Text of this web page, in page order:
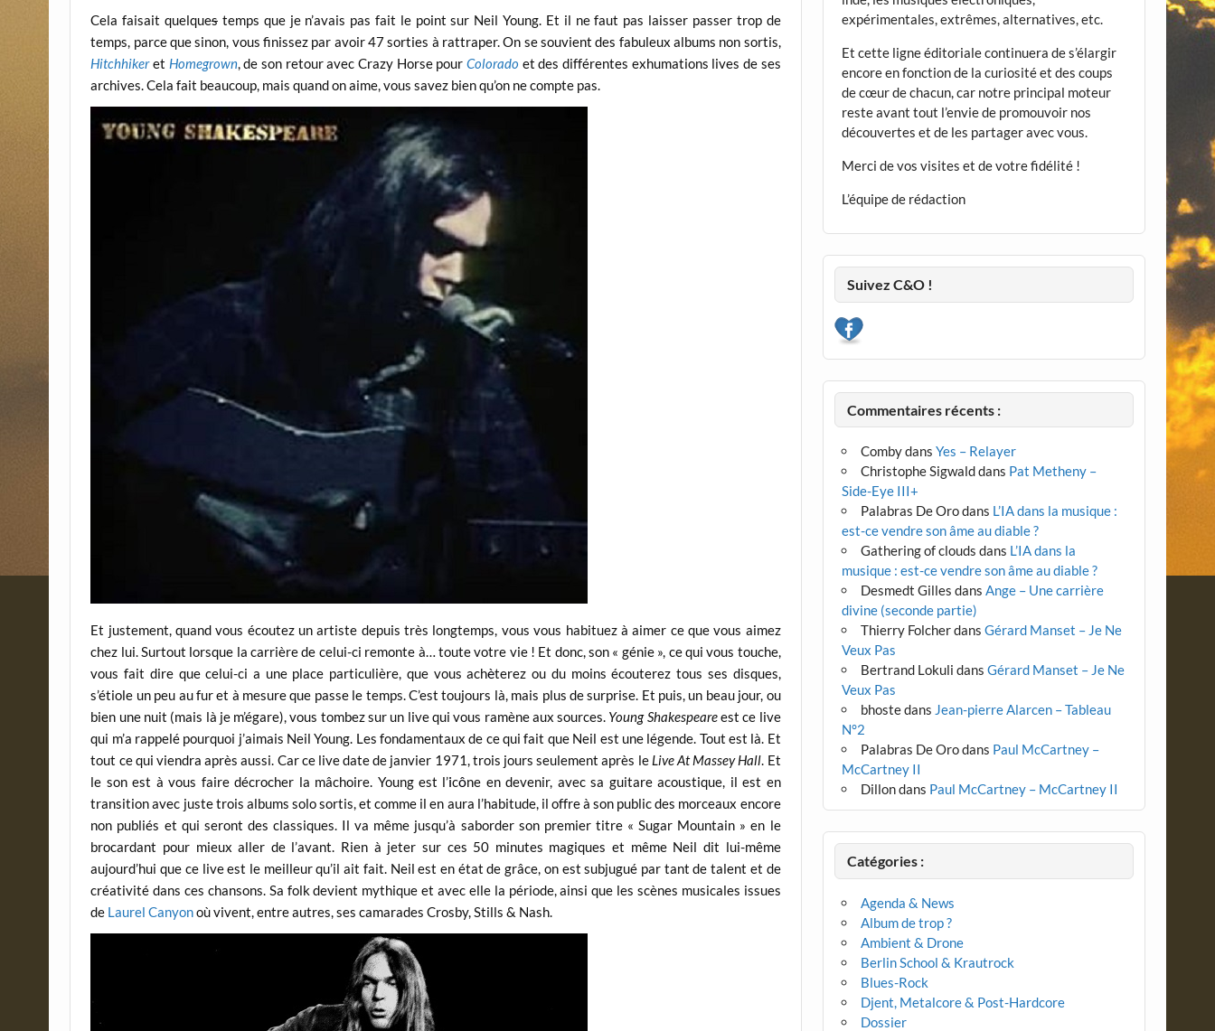
Cela faisait quelques temps que je n’avais pas fait le point sur Neil Young. Et il ne faut pas laisser passer trop de
temps, parce que sinon, vous finissez par avoir 47 sorties à rattraper. On se souvient des fabuleux albums non sortis,
Hitchhikeret Homegrown, de son retour avec Crazy Horse pour Colorado et des différentes exhumations lives de ses
archives. Cela fait beaucoup, mais quand on aime, vous savez bien qu’on ne compte pas.
Et justement, quand vous écoutez un artiste depuis très longtemps, vous vous habituez à aimer ce que vous aimez
chez lui. Surtout lorsque la carrière de celui-ci remonte à… toute votre vie ! Et donc, son « génie », ce qui vous touche,
vous fait dire que celui-ci a une place particulière, que vous achèterez ou du moins écouterez tous ses disques,
s’étiole un peu au fur et à mesure que passe le temps. C’est toujours là, mais plus de surprise. Et puis, un beau jour, ou
bien une nuit (mais là je m’égare), vous tombez sur un live qui vous ramène aux sources. Young Shakespeareest ce live
qui m’a rappelé pourquoi j’aimais Neil Young. Les fondamentaux de ce qui fait que Neil est une légende. Tout est là. Et
tout ce qui viendra après aussi. Car ce live date de janvier 1971, trois jours seulement après le Live At Massey Hall. Et
le son est à vous faire décrocher la mâchoire. Young est l’icône en devenir, avec sa guitare acoustique, il est en
transition avec juste trois albums solo sortis, et comme il en aura l’habitude, il offre à son public des morceaux encore
non publiés et qui seront des classiques. Il va même jusqu’à saborder son premier titre « Sugar Mountain » en le
brocardant pour mieux aller de l’avant. Rien à jeter sur ces 50 minutes magiques et même Neil dit lui-même
aujourd’hui que ce live est le meilleur qu’il ait fait. Neil est en état de grâce, on est subjugué par tant de talent et de
créativité dans ces chansons. Sa folk devient mythique et avec elle la période, ainsi que les scènes musicales issues
de Laurel Canyonoù vivent, entre autres, ses camarades Crosby, Stills & Nash.
expérimentales, extrêmes, alternatives, etc.
Et cette ligne éditoriale continuera de s’élargir
encore en fonction de la curiosité et des coups
de cœur de chacun, car notre principal moteur
reste avant tout l’envie de promouvoir nos
découvertes et de les partager avec vous.
Merci de vos visites et de votre fidélité !
L’équipe de rédaction
Suivez C&O !
Commentaires récents :
CombydansYes – Relayer
Christophe Sigwalddans Pat Metheny –
Side-Eye III+
Palabras De Orodans L’IA dans la musique :
est-ce vendre son âme au diable ?
Gathering of clouds dans L’IA dans la
musique : est-ce vendre son âme au diable ?
Desmedt Gilles dansAnge – Une carrière
divine (seconde partie)
Thierry FolcherdansGérard Manset – Je Ne
Veux Pas
Bertrand Lokuli dansGérard Manset – Je Ne
Veux Pas
bhostedans Jean-pierre Alarcen – Tableau
N°2
Palabras De Orodans Paul McCartney –
McCartney II
Dillondans Paul McCartney – McCartney II
Catégories :
Agenda & News
Album de trop ?
Ambient & Drone
Berlin School & Krautrock
Blues-Rock
Djent, Metalcore & Post-Hardcore
Dossier